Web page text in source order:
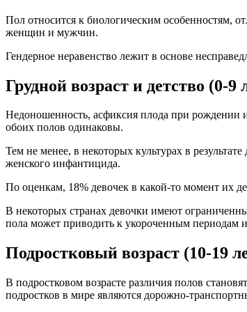
Пол относится к биологическим особенностям,
женщин и мужчин.
Гендерное неравенство лежит в основе
Грудной возраст и детство (0-9
Недоношенность, асфиксия плода при рождении
обоих полов одинаковы.
Тем не менее, в некоторых культурах в
женского инфантицида.
Пo оценкам, 18% девочек в какой-то момент их
В некоторых странах девочки имеют
пола может приводить к укороченным периодам
Подростковый возраст (10-19
В подростковом возрасте различия полов
подростков в мире являются дорожно-